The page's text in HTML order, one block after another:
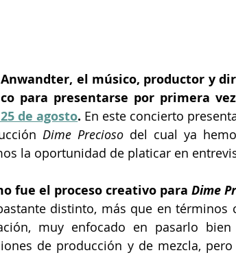
el músico, productor y
para presentarse por primera
de agosto. En este concierto
Dime Precioso del cual ya
la oportunidad de platicar en
fue el proceso creativo para Dime
distinto, más que en
muy enfocado en pasarlo
de producción y de mezcla,